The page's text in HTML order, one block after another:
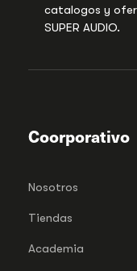
catalogos y
SUPER AUDIO.
Coorporativo
Nosotros
Tiendas
Academia